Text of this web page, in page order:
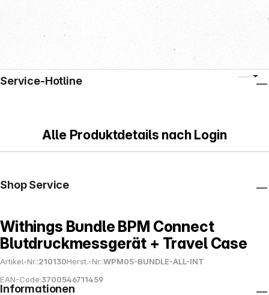
Alle Produktdetails nach Login
Withings Bundle BPM Connect
Blutdruckmessgerät + Travel Case
Artikel-Nr.:210130Herst.-Nr.:WPM05-BUNDLE-ALL-INT
EAN-Code:3700546711459
Service-Hotline
Shop Service
Informationen